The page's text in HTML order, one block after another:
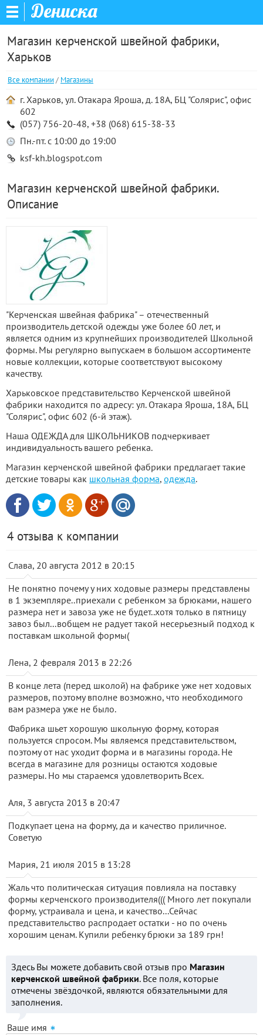
Дениска
Магазин керченской швейной фабрики,
Харьков
Все компании/ Магазины
г. Харьков, ул. Отакара Яроша, д. 18А, БЦ "Солярис", офис
602
(057) 756-20-48, +38 (068) 615-38-33
Пн.-пт. с 10:00 до 19:00
ksf-kh.blogspot.com
Магазин керченской швейной фабрики.
Описание
"Керченская швейная фабрика" – отечественный
производитель детской одежды уже более 60 лет, и
является одним из крупнейших производителей Школьной
формы. Мы регулярно выпускаем в большом ассортименте
новые коллекции, которые соответствуют высокому
качеству.
Харьковское представительство Керченской швейной
фабрики находится по адресу: ул. Отакара Яроша, 18А, БЦ
"Солярис", офис 602 (6-й этаж).
Наша ОДЕЖДА для ШКОЛЬНИКОВ подчеркивает
индивидуальность вашего ребенка.
Магазин керченской швейной фабрики предлагает такие
детские товары как школьная форма, одежда.
4 отзыва к компании
Слава, 20 августа 2012 в 20:15
Не понятно почему у них ходовые размеры представлены
в 1 экземпляре..приехали с ребенком за брюками, нашего
размера нет и завоза уже не будет..хотя только в пятницу
завоз был...вобщем не радует такой несерьезный подход к
поставкам школьной формы(
Лена, 2 февраля 2013 в 22:26
В конце лета (перед школой) на фабрике уже нет ходовых
размеров, поэтому вполне возможно, что необходимого
вам размера уже не было.
Фабрика шьет хорошую школьную форму, которая
пользуется спросом. Мы являемся представительством,
поэтому от нас уходит форма и в магазины города. Не
всегда в магазине для розницы остаются ходовые
размеры. Но мы стараемся удовлетворить Всех.
Аля, 3 августа 2013 в 20:47
Подкупает цена на форму, да и качество приличное.
Советую
Мария, 21 июля 2015 в 13:28
Жаль что политическая ситуация повлияла на поставку
формы керченского производителя((( Много лет покупали
форму, устраивала и цена, и качество...Сейчас
представительство распродает остатки - но по очень
хорошим ценам. Купили ребенку брюки за 189 грн!
Здесь Вы можете добавить свой отзыв про Магазин
керченской швейной фабрики. Все поля, которые
отмечены звёздочкой, являются обязательными для
заполнения.
Ваше имя